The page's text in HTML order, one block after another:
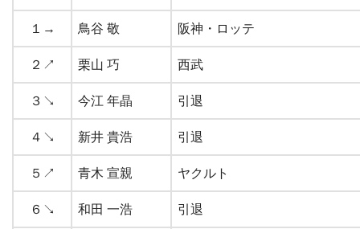
１→ 鳥谷 敬 阪神・ロッテ
２↗︎ 栗山 巧 西武
３↘︎ 今江 年晶 引退
４↘︎ 新井 貴浩 引退
５↗︎ 青木 宣親 ヤクルト
６↘︎ 和田 一浩 引退